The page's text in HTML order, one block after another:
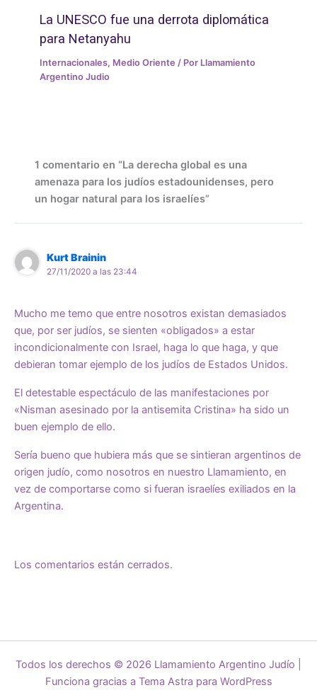
La UNESCO fue una derrota diplomática
para Netanyahu
Internacionales, Medio Oriente / Por Llamamiento
Argentino Judio
1 comentario en “La derecha global es una
amenaza para los judíos estadounidenses, pero
un hogar natural para los israelíes”
Kurt Brainin
27/11/2020 a las 23:44
Mucho me temo que entre nosotros existan demasiados
que, por ser judíos, se sienten «obligados» a estar
incondicionalmente con Israel, haga lo que haga, y que
debieran tomar ejemplo de los judíos de Estados Unidos.
El detestable espectáculo de las manifestaciones por
«Nisman asesinado por la antisemita Cristina» ha sido un
buen ejemplo de ello.
Sería bueno que hubiera más que se sintieran argentinos de
origen judío, como nosotros en nuestro Llamamiento, en
vez de comportarse como si fueran israelíes exiliados en la
Argentina.
Los comentarios están cerrados.
Todos los derechos © 2026 Llamamiento Argentino Judío |
Funciona gracias a Tema Astra para WordPress